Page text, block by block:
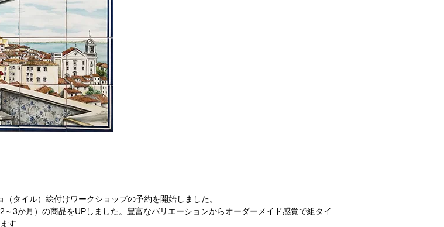
タイル）絵付けワークショップの予約を開始しました。
3か月）の商品をUPしました。豊富なバリエーションからオーダーメイド感覚で組タイ
す